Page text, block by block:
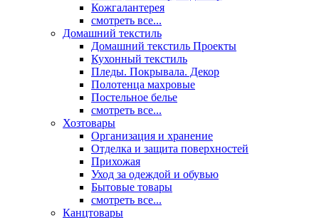
Кожгалантерея
смотреть все...
Домашний текстиль
Домашний текстиль Проекты
Кухонный текстиль
Пледы. Покрывала. Декор
Полотенца махровые
Постельное белье
смотреть все...
Хозтовары
Организация и хранение
Отделка и защита поверхностей
Прихожая
Уход за одеждой и обувью
Бытовые товары
смотреть все...
Канцтовары